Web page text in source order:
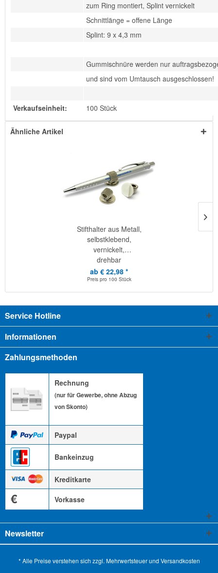
zum Ring montiert, Splint vernickelt
Schnittlänge = offene Länge
Splint: 9 x 4,3 mm
Gummischnüre werden nur
und sind vom Umtausch ausgeschlossen!
Verkaufseinheit: 100 Stück
Ähnliche Artikel
Stifthalter aus Metall,
selbstklebend,
vernickelt,
drehbar
ab € 22,98 *
Preis pro 100 Stück
Service Hotline
Informationen
Zahlungsmethoden
Rechnung
(nur für Gewerbe, ohne Abzug
von Skonto)
Paypal
Bankeinzug
Kreditkarte
€ Vorkasse
Newsletter
* Alle Preise verstehen sich zzgl. Mehrwertsteuer und Versandkosten